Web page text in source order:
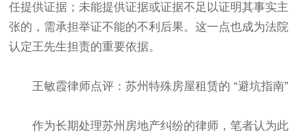
任提供证据；未能提供证据或证据不足以证明其事实主
张的，需承担举证不能的不利后果。这一点也成为法院
认定王先生担责的重要依据。​
王敏霞律师点评：苏州特殊房屋租赁的 “避坑指南”​
作为长期处理苏州房地产纠纷的律师，笔者认为此